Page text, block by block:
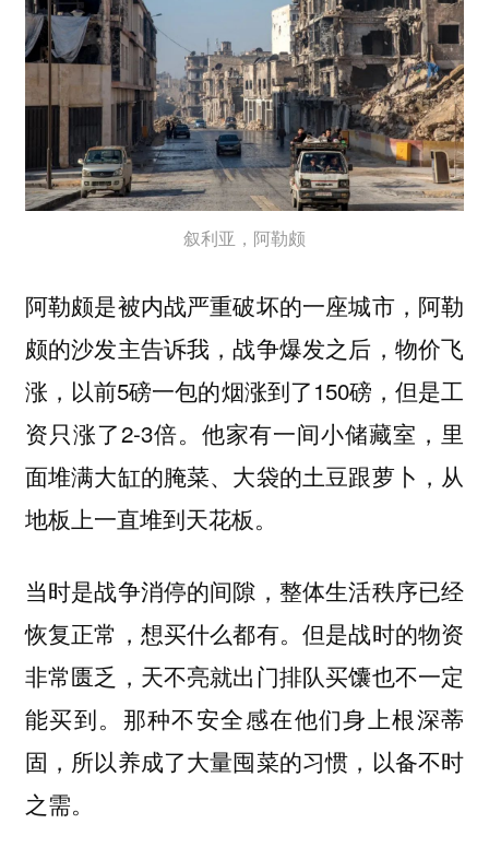
叙利亚，阿勒颇
阿勒颇是被内战严重破坏的一座城市，阿勒
颇的沙发主告诉我，战争爆发之后，物价飞
涨，以前5磅一包的烟涨到了150磅，但是工
资只涨了2-3倍。他家有一间小储藏室，里
面堆满大缸的腌菜、大袋的土豆跟萝卜，从
地板上一直堆到天花板。
当时是战争消停的间隙，整体生活秩序已经
恢复正常，想买什么都有。但是战时的物资
非常匮乏，天不亮就出门排队买馕也不一定
能买到。那种不安全感在他们身上根深蒂
固，所以养成了大量囤菜的习惯，以备不时
之需。